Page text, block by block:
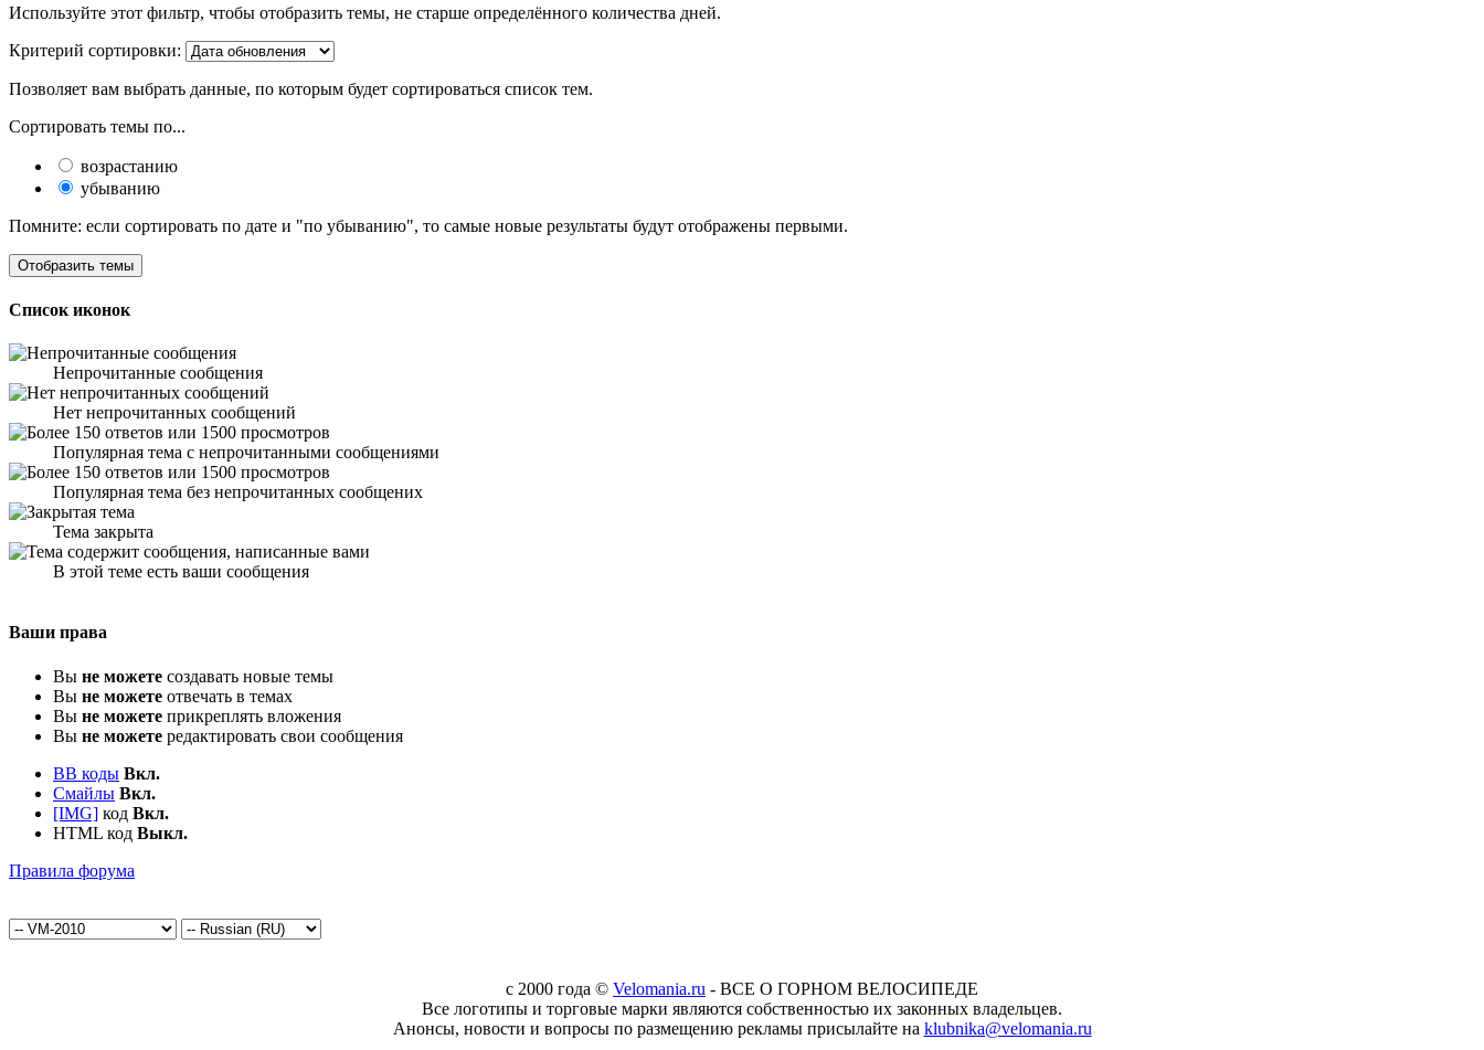
Используйте этот фильтр, чтобы отобразить темы, не старше определённого количества дней.
Критерий сортировки:
Позволяет вам выбрать данные, по которым будет сортироваться список тем.
Сортировать темы по...
возрастанию
убыванию
Помните: если сортировать по дате и "по убыванию", то самые новые результаты будут отображены первыми.
Список иконок
Непрочитанные сообщения
Нет непрочитанных сообщений
Популярная тема с непрочитанными сообщениями
Популярная тема без непрочитанных сообщених
Тема закрыта
В этой теме есть ваши сообщения
Ваши права
Вы не можете создавать новые темы
Вы не можете отвечать в темах
Вы не можете прикреплять вложения
Вы не можете редактировать свои сообщения
BB коды Вкл.
Смайлы Вкл.
[IMG] код Вкл.
HTML код Выкл.
Правила форума
c 2000 года © Velomania.ru - ВСЕ О ГОРНОМ ВЕЛОСИПЕДЕ
Все логотипы и торговые марки являются собственностью их законных владельцев.
Анонсы, новости и вопросы по размещению рекламы присылайте на klubnika@velomania.ru